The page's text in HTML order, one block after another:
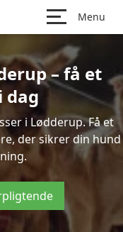
Menu
– få et
dag
i Lødderup. Få et
der sikrer din hund